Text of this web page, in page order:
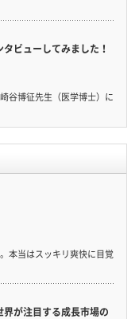
ビューしてみました！
谷博征先生（医学博士）に
本当はスッキリ爽快に目覚
が注目する成長市場の